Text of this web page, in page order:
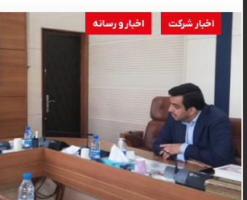
اخبار شرکت اخبار و رسانه